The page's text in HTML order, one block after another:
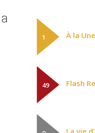
À la Une
1
Flash
49